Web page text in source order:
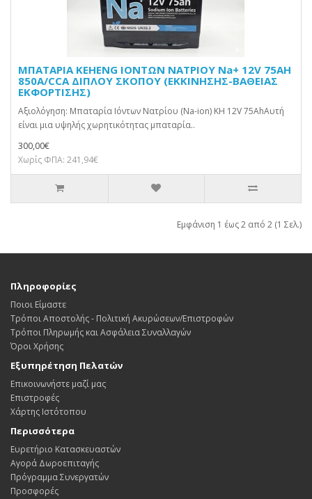
ΜΠΑΤΑΡΙΑ KEHENG ΙΟΝΤΩΝ ΝΑΤΡΙΟΥ Na+ 12V 75AH
850A/CCA ΔΙΠΛΟΥ ΣΚΟΠΟΥ (ΕΚΚΙΝΗΣΗΣ-ΒΑΘΕΙΑΣ
ΕΚΦΟΡΤΙΣΗΣ)
Αξιολόγηση: Μπαταρία Ιόντων Νατρίου (Na-ion) KH 12V 75AhΑυτή
είναι μια υψηλής χωρητικότητας μπαταρία..
300,00€
Χωρίς ΦΠΑ: 241,94€
Εμφάνιση 1 έως 2 από 2 (1 Σελ.)
Πληροφορίες
Ποιοι Είμαστε
Τρόποι Αποστολής - Πολιτική Ακυρώσεων/Επιστροφών
Τρόποι Πληρωμής και Ασφάλεια Συναλλαγών
Όροι Χρήσης
Εξυπηρέτηση Πελατών
Επικοινωνήστε μαζί μας
Επιστροφές
Χάρτης Ιστότοπου
Περισσότερα
Ευρετήριο Κατασκευαστών
Αγορά Δωροεπιταγής
Πρόγραμμα Συνεργατών
Προσφορές